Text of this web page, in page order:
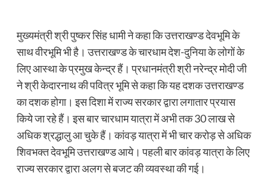
मुख्यमंत्री श्री पुष्कर सिंह धामी ने कहा कि उत्तराखण्ड देवभूमि के
साथ वीरभूमि भी है। उत्तराखण्ड के चारधाम देश-दुनिया के लोगों के
लिए आस्था के प्रमुख केन्द्र हैं। प्रधानमंत्री श्री नरेन्द्र मोदी जी
ने श्री केदारनाथ की पवित्र भूमि से कहा कि यह दशक उत्तराखण्ड
का दशक होगा। इस दिशा में राज्य सरकार द्वारा लगातार प्रयास
किये जा रहे हैं। इस बार चारधाम यात्रा में अभी तक 30 लाख से
अधिक श्रद्धालु आ चुके हैं। कांवड़ यात्रा में भी चार करोड़ से अधिक
शिवभक्त देवभूमि उत्तराखण्ड आये। पहली बार कांवड़ यात्रा के लिए
राज्य सरकार द्वारा अलग से बजट की व्यवस्था की गई।